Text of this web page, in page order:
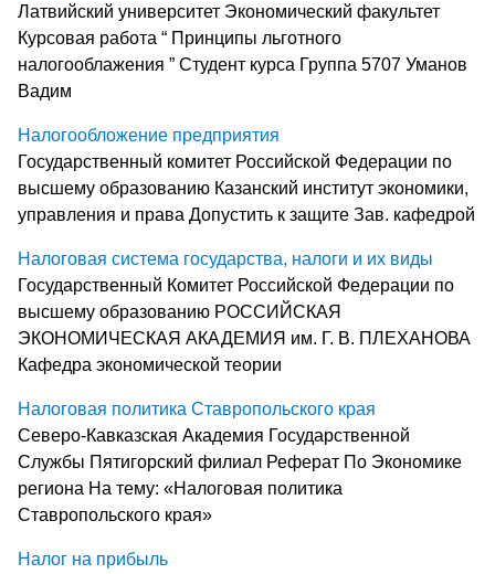
Латвийский университет Экономический факультет
Курсовая работа “ Принципы льготного
налогооблажения ” Студент курса Группа 5707 Уманов
Вадим
Налогообложение предприятия
Государственный комитет Российской Федерации по
высшему образованию Казанский институт экономики,
управления и права Допустить к защите Зав. кафедрой
Налоговая система государства, налоги и их виды
Государственный Комитет Российской Федерации по
высшему образованию РОССИЙСКАЯ
ЭКОНОМИЧЕСКАЯ АКАДЕМИЯ им. Г. В. ПЛЕХАНОВА
Кафедра экономической теории
Налоговая политика Ставропольского края
Северо-Кавказская Академия Государственной
Службы Пятигорский филиал Реферат По Экономике
региона На тему: «Налоговая политика
Ставропольского края»
Налог на прибыль